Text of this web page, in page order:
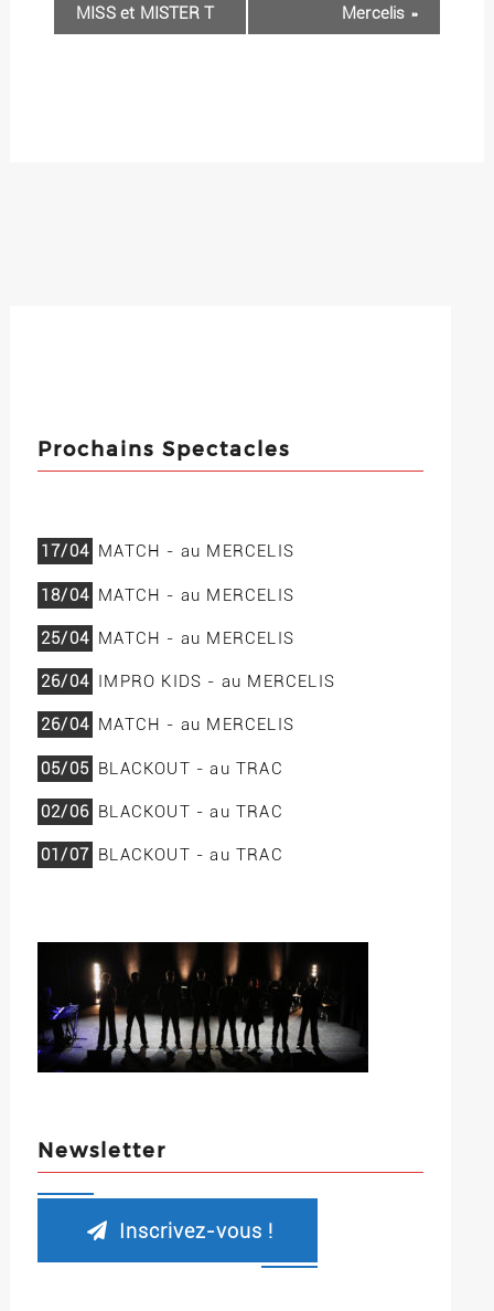
MISS et MISTER T
Mercelis »
Prochains Spectacles
17/04 MATCH - au MERCELIS
18/04 MATCH - au MERCELIS
25/04 MATCH - au MERCELIS
26/04 IMPRO KIDS - au MERCELIS
26/04 MATCH - au MERCELIS
05/05 BLACKOUT - au TRAC
02/06 BLACKOUT - au TRAC
01/07 BLACKOUT - au TRAC
Newsletter
Inscrivez-vous !